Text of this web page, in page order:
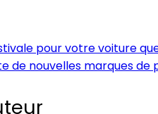
pour votre voiture
de nouvelles marques de